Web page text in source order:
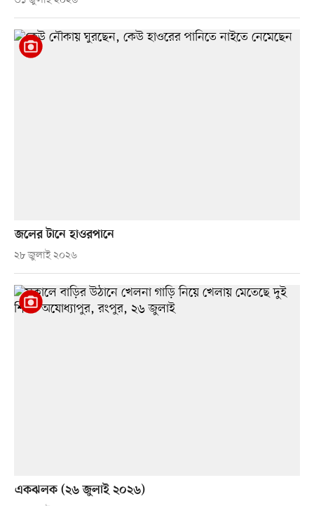
জলের টানে হাওরপানে
২৮ জুলাই ২০২৬
একঝলক (২৬ জুলাই ২০২৬)